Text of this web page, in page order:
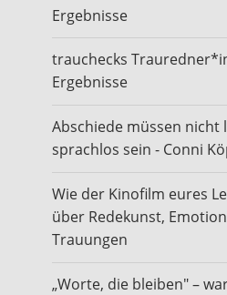
Ergebnisse
trauchecks
Ergebnisse
Abschiede müssen nicht
sprachlos sein - Conni
Wie der Kinofilm eures
über Redekunst,
Trauungen
„Worte, die bleiben" –